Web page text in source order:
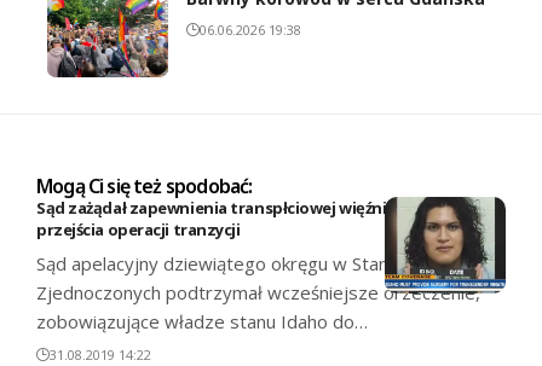
06.06.2026 19:38
Mogą Ci się też spodobać:
Sąd zażądał zapewnienia transpłciowej więźniarce możliwości
przejścia operacji tranzycji
Sąd apelacyjny dziewiątego okręgu w Stanach
Zjednoczonych podtrzymał wcześniejsze orzeczenie,
zobowiązujące władze stanu Idaho do…
31.08.2019 14:22